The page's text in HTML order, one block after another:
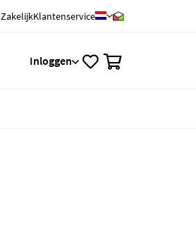
ZakelijkKlantenservice
Inloggen